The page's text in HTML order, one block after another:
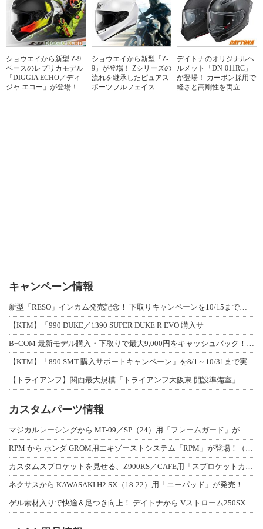
ショウエイから新型 Z-9
ベースのレプリカモデル
「DIGGIA ECHO／ディ
ジャ エコー」が登場！
ショウエイから新型「Z-
9」が登場！ Zシリーズの
流れを継承したピュアス
ポーツフルフェイス
デイトナのオリジナルヘ
ルメット「DN-011RC」
が登場！ カーボン採用で
軽さと高剛性を両立
キャンペーン情報
新型「RESO」インカム発売記念！ 下取りキャンペーンを10/15まで延長して開
【KTM】「990 DUKE／1390 SUPER DUKE R EVO 購入サ
B+COM 最新モデル購入・下取りで最大9,000円をキャッシュバック！「B+F
【KTM】「890 SMT 購入サポートキャンペーン」を8/1～10/31まで実
【トライアンフ】関西最大規模「トライアンフ大阪東 開設準備室」がオープン！ 限定
カスタムパーツ情報
マジカルレーシングから MT-09／SP（24）用「フレームガード」が登場！
RPM から ホンダ GROM用エキゾーストシステム「RPM」が登場！（動画あり
カスタムスプロケットを見せる、Z900RS／CAFE用「スプロケットカバーフルキ
ネクサスから KAWASAKI H2 SX（18-22）用「ニーパッド」が発売！
ゲル素材入りで快適＆足つき向上！ デイトナから Vストローム250SX用「快適ロ